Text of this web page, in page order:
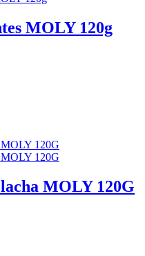
MOLY 120g
MOLY 120G